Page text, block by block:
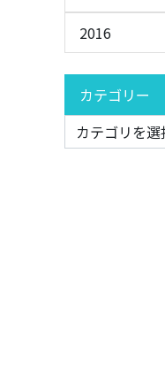
2016
カテゴリー